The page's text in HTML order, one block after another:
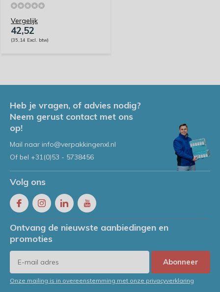
Vergelijk
42,52
(35,14 Excl. btw)
Heb je vragen, of advies nodig?
Neem gerust contact met ons
op!
Mail naar info@verpakkingenxl.nl
Of bel +31(0)53 - 5738456
Volg ons
Ontvang de nieuwste aanbiedingen en
promoties
Abonneer
Onze mailing is in overeenstemming met onze privacyverklaring